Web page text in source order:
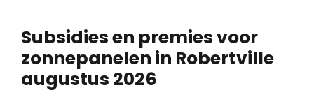
Subsidies en premies voor
zonnepanelen in Robertville
augustus 2026